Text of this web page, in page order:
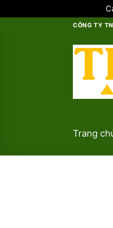
CÔNG TY
Trang